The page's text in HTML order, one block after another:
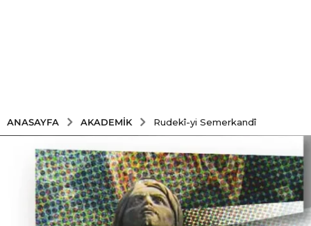
ANASAYFA AKADEMIK Rudekî-yi Semerkandî